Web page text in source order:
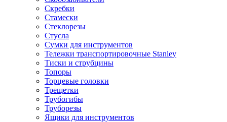
Скребки
Стамески
Стеклорезы
Стусла
Сумки для инструментов
Тележки транспортировочные Stanley
Тиски и струбцины
Топоры
Торцевые головки
Трещетки
Трубогибы
Труборезы
Ящики для инструментов